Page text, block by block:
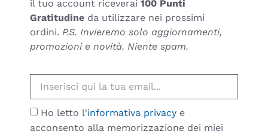
il tuo account riceverai 100 Punti
Gratitudine da utilizzare nei prossimi
ordini. P.S. Invieremo solo aggiornamenti,
promozioni e novità. Niente spam.
Ho letto l'informativa privacy e
acconsento alla memorizzazione dei miei